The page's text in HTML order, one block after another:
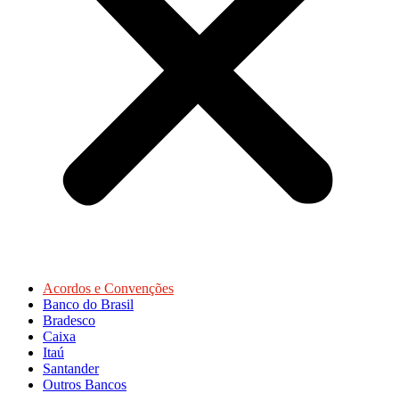
Acordos e Convenções
Banco do Brasil
Bradesco
Caixa
Itaú
Santander
Outros Bancos